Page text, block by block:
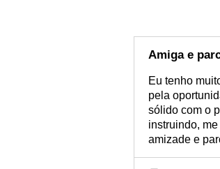
Amiga e
Eu tenho
pela
sólido com o
instruindo,
amizade e